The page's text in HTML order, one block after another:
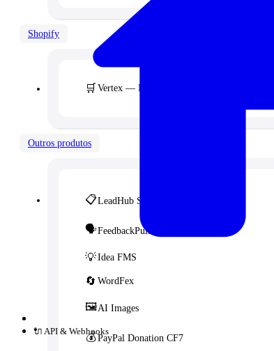
Shopify
🛒 Vertex — Premium B2B & Wholesale Theme
Outros produtos
📋LeadHub SaaS
🗣️FeedbackPulse SaaS
💡Idea FMS
🔄 WordFex
🖼️AI Images
💰PayPal Donation CF7
🔌 API & Webhooks